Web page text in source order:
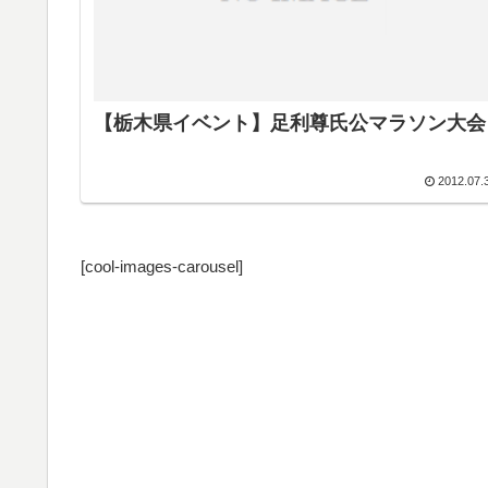
【栃木県イベント】足利尊氏公マラソン大会
[cool-images-carousel]